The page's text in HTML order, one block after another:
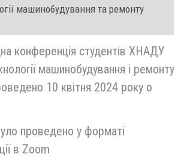
машинобудування та ремонту
конференція студентів ХНАДУ
машинобудування і ремонту
10 квітня 2024 року о
проведено у форматі
в Zoom